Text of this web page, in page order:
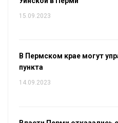
15.09.2023
В Пермском крае могут
пункта
14.09.2023